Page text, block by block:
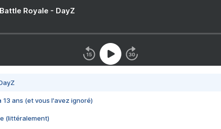
Royale - DayZ
13 ans (et vous l'avez ignoré)
(littéralement)